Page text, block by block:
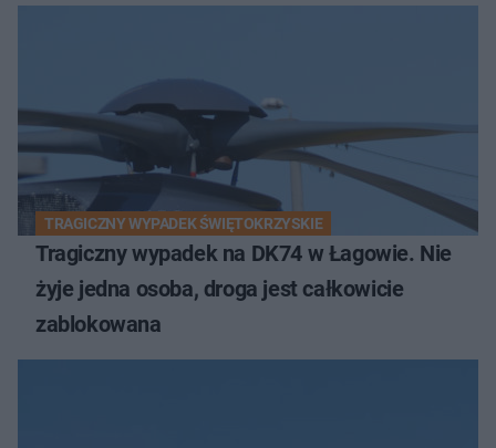
TRAGICZNY WYPADEK ŚWIĘTOKRZYSKIE
Tragiczny wypadek na DK74 w Łagowie. Nie
żyje jedna osoba, droga jest całkowicie
zablokowana